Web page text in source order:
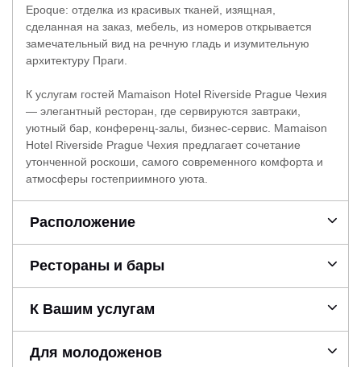
Epoque: отделка из красивых тканей, изящная,
сделанная на заказ, мебель, из номеров открывается
замечательный вид на речную гладь и изумительную
архитектуру Праги.
К услугам гостей Mamaison Hotel Riverside Prague Чехия
— элегантный ресторан, где сервируются завтраки,
уютный бар, конференц-залы, бизнес-сервис. Mamaison
Hotel Riverside Prague Чехия предлагает сочетание
утонченной роскоши, самого современного комфорта и
атмосферы гостеприимного уюта.
Расположение
Рестораны и бары
К Вашим услугам
Для молодоженов